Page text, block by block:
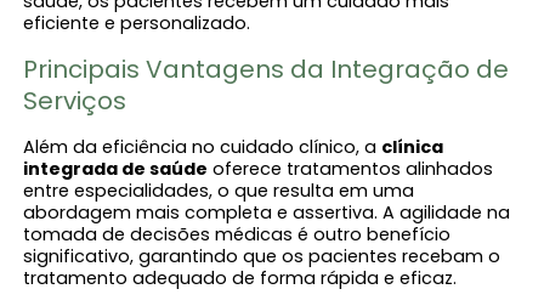
eficiente e personalizado.
Principais Vantagens da Integração de
Serviços
Além da eficiência no cuidado clínico, a clínica
integrada de saúde oferece tratamentos alinhados
entre especialidades, o que resulta em uma
abordagem mais completa e assertiva. A agilidade na
tomada de decisões médicas é outro benefício
significativo, garantindo que os pacientes recebam o
tratamento adequado de forma rápida e eficaz.